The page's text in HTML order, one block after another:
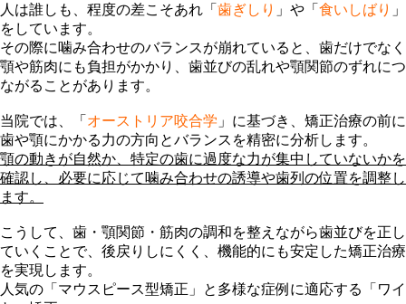
人は誰しも、程度の差こそあれ「 歯ぎしり 」や「 食いしばり 」
をしています。
その際に噛み合わせのバランスが崩れていると、歯だけでなく
顎や筋肉にも負担がかかり、歯並びの乱れや顎関節のずれにつ
ながることがあります。
当院では、「 オーストリア咬合学 」に基づき、矯正治療の前に
歯や顎にかかる力の方向とバランスを精密に分析します。
顎の動きが自然か、特定の歯に過度な力が集中していないかを
確認し、必要に応じて噛み合わせの誘導や歯列の位置を調整し
ます。
こうして、歯・顎関節・筋肉の調和を整えながら歯並びを正し
ていくことで、後戻りしにくく、機能的にも安定した矯正治療
を実現します。
人気の「マウスピース型矯正」と多様な症例に適応する「ワイ